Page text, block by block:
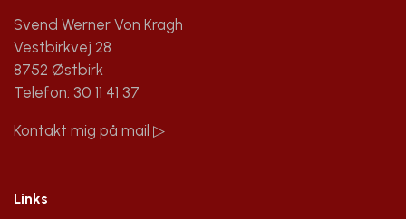
Svend Werner Von Kragh
Vestbirkvej 28
8752 Østbirk
Telefon: 30 11 41 37
Kontakt mig på mail ▷
Links